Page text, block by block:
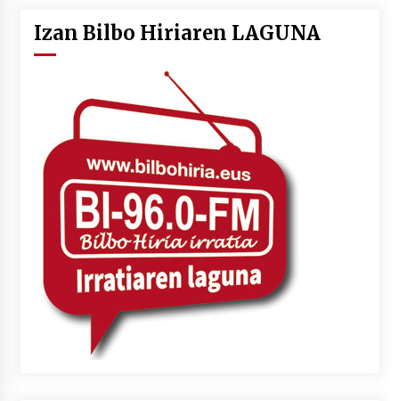
Izan Bilbo Hiriaren LAGUNA